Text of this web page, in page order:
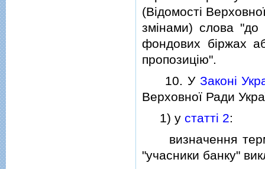
(Вiдомостi
змiнами) слова "до
фондових бiржах
пропозицiю".
10. У Законi
Верховної Ради
1) у статтi 2:
визначення
"учасники банку"